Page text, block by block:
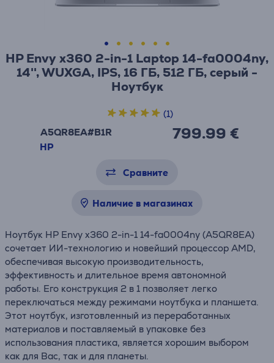
HP Envy x360 2-in-1 Laptop 14-fa0004ny,
14'', WUXGA, IPS, 16 ГБ, 512 ГБ, серый -
Ноутбук
A5QR8EA#B1R
HP
799.99 €
(1)
Сравните
Наличие в магазинах
Ноутбук HP Envy x360 2-in-1 14-fa0004ny (A5QR8EA)
сочетает ИИ-технологию и новейший процессор AMD,
обеспечивая высокую производительность,
эффективность и длительное время автономной
работы. Его конструкция 2 в 1 позволяет легко
переключаться между режимами ноутбука и планшета.
Этот ноутбук, изготовленный из переработанных
материалов и поставляемый в упаковке без
использования пластика, является хорошим выбором
как для Вас, так и для планеты.